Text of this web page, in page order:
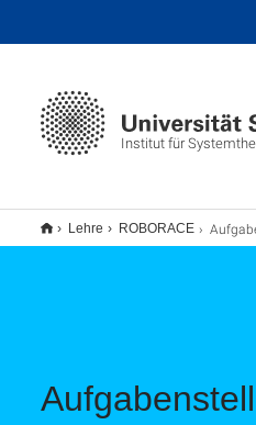
Institut für
Lehre ROBORACE